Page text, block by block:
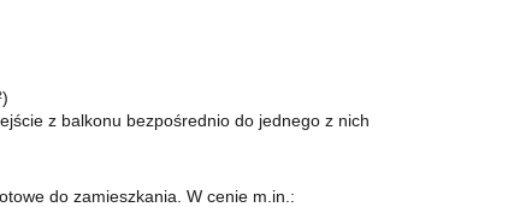
z balkonu bezpośrednio do jednego z nich
do zamieszkania. W cenie m.in.: